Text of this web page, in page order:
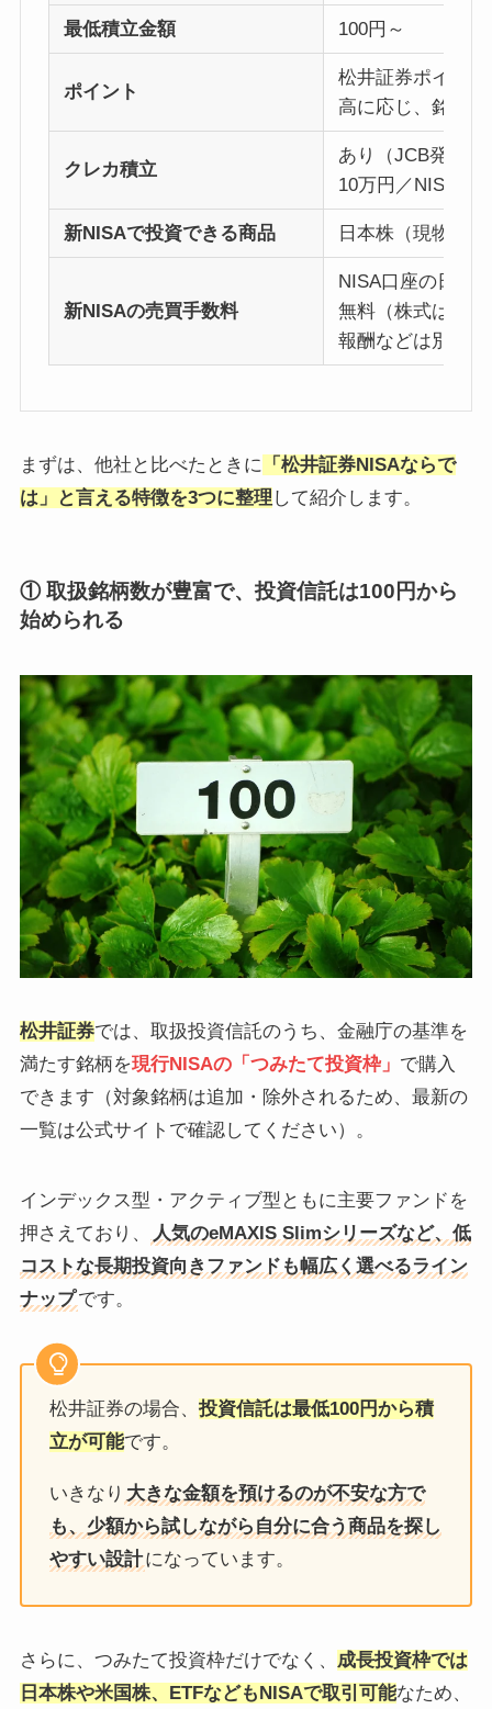
最低積立金額 100円～
ポイント
松井証券ポイン
高に応じ、銘柄
クレカ積立
あり（JCB発行
10万円／NISA口
新NISAで投資できる商品 日本株（現物）
新NISAの売買手数料
NISA口座の日本
無料（株式はイ
報酬などは別途）
まずは、他社と比べたときに 「松井証券NISAならで
は」と言える特徴を3つに整理 して紹介します。
① 取扱銘柄数が豊富で、投資信託は100円から
始められる
松井証券では、取扱投資信託のうち、金融庁の基準を
満たす銘柄を現行NISAの「つみたて投資枠」 で購入
できます（対象銘柄は追加・除外されるため、最新の
一覧は公式サイトで確認してください）。
インデックス型・アクティブ型ともに主要ファンドを
押さえており、
人気のeMAXIS Slimシリーズなど、低
コストな長期投資向きファンドも幅広く選べるライン
ナップです。
松井証券の場合、投資信託は最低100円から積
立が可能です。
いきなり 大きな金額を預けるのが不安な方で
も、少額から試しながら自分に合う商品を探し
やすい設計になっています。
さらに、つみたて投資枠だけでなく、 成長投資枠では
日本株や米国株、ETFなどもNISAで取引可能なため、